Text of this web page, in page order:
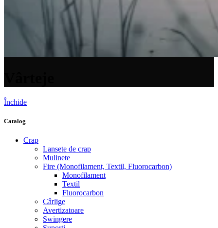
Închide
Catalog
Crap
Lansete de crap
Mulinete
Fire (Monofilament, Textil, Fluorocarbon)
Monofilament
Textil
Fluorocarbon
Cârlige
Avertizatoare
Swingere